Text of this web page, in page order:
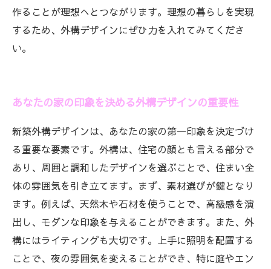
作ることが理想へとつながります。理想の暮らしを実現
するため、外構デザインにぜひ力を入れてみてくださ
い。
あなたの家の印象を決める外構デザインの重要性
新築外構デザインは、あなたの家の第一印象を決定づけ
る重要な要素です。外構は、住宅の顔とも言える部分で
あり、周囲と調和したデザインを選ぶことで、住まい全
体の雰囲気を引き立てます。まず、素材選びが鍵となり
ます。例えば、天然木や石材を使うことで、高級感を演
出し、モダンな印象を与えることができます。また、外
構にはライティングも大切です。上手に照明を配置する
ことで、夜の雰囲気を変えることができ、特に庭やエン